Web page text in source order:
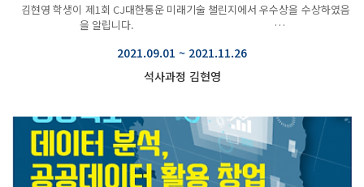
김현영 학생이 ​제1회 CJ대한통운 미래기술 챌린지에서 우수상을 수상하였음
을 알립니다. …
2021.09.01 ~ 2021.11.26
석사과정 김현영